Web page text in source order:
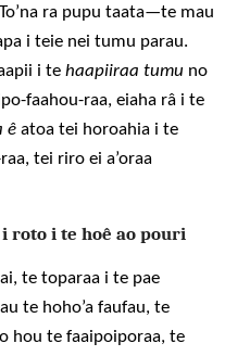
ra pupu taata—te mau
i teie nei tumu parau.
i tehaapiiraa tumu no
faahou-raa, eiaha râ i te
ê atoa tei horoahia i te
tei riro ei a’oraa
roto i te hoê ao pouri
te toparaa i te pae
te hoho’a faufau, te
hou te faaipoiporaa, te